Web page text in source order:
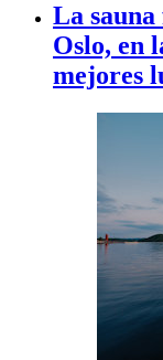
La
Oslo, en
mejores